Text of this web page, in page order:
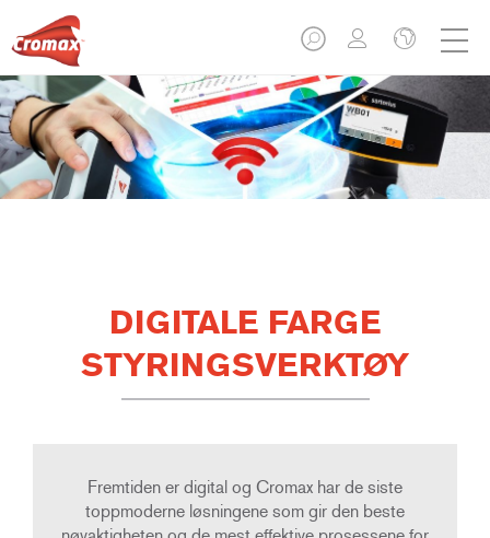
DIGITALE FARGE
STYRINGSVERKTØY
Fremtiden er digital og Cromax har de siste
toppmoderne løsningene som gir den beste